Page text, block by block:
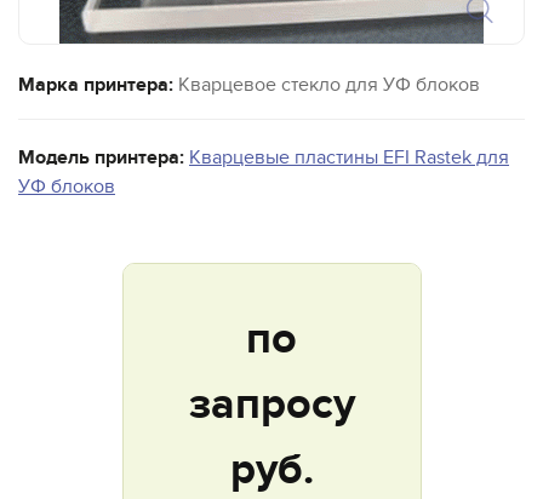
Марка принтера: Кварцевое стекло для УФ блоков
Модель принтера: Кварцевые пластины EFI Rastek для
УФ блоков
по
запросу
руб.